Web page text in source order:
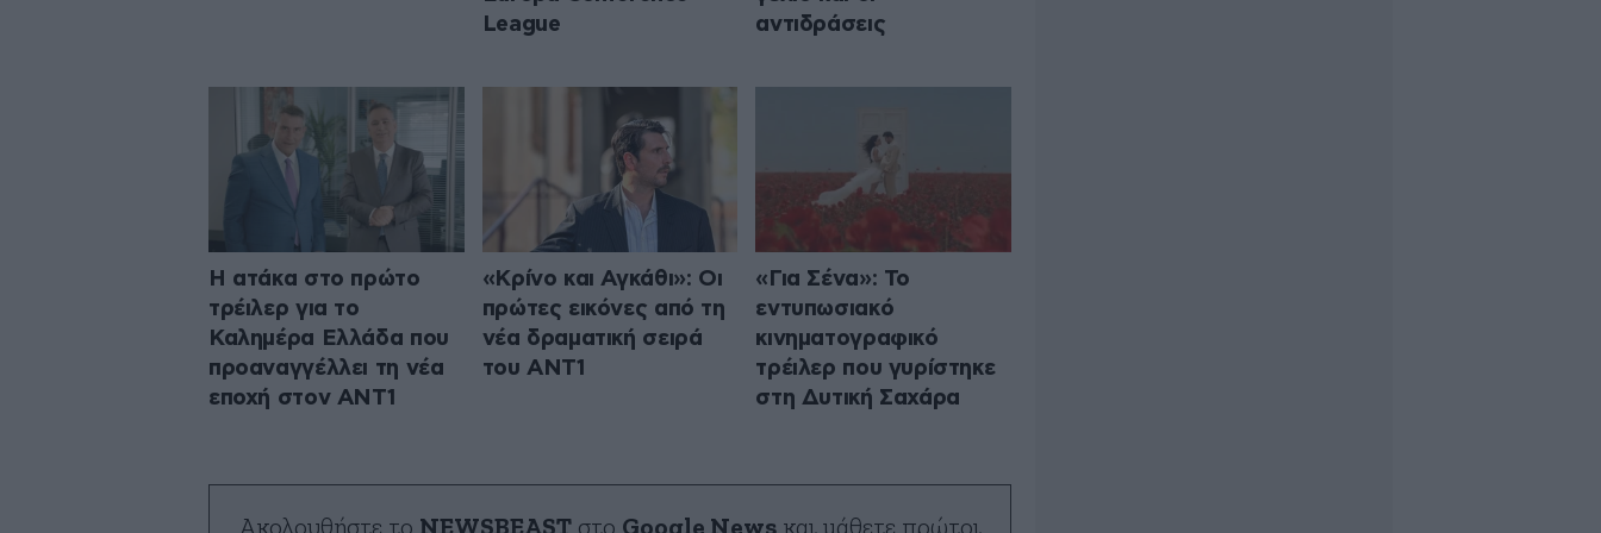
League
αντιδράσεις
Η ατάκα στο πρώτο
τρέιλερ για το
Καλημέρα Ελλάδα που
προαναγγέλλει τη νέα
εποχή στον ΑΝΤ1
«Κρίνο και Αγκάθι»: Οι
πρώτες εικόνες από τη
νέα δραματική σειρά
του ANT1
«Για Σένα»: Το
εντυπωσιακό
κινηματογραφικό
τρέιλερ που γυρίστηκε
στη Δυτική Σαχάρα
Ακολουθήστε το NEWSBEASTστο Google Newsκαι μάθετε πρώτοι